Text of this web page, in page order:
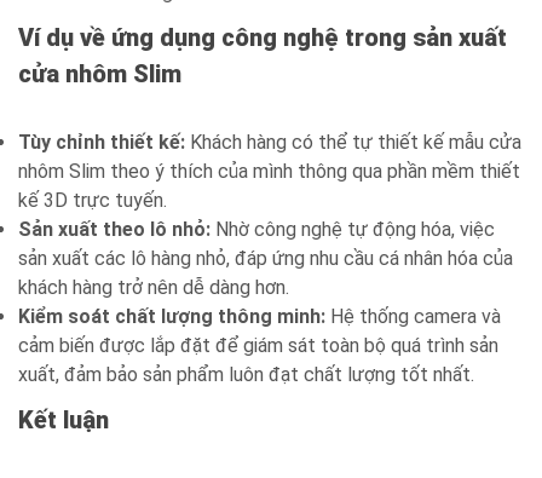
Ví dụ về ứng dụng công nghệ trong sản xuất
cửa nhôm Slim
Tùy chỉnh thiết kế: Khách hàng có thể tự thiết kế mẫu cửa
nhôm Slim theo ý thích của mình thông qua phần mềm thiết
kế 3D trực tuyến.
Sản xuất theo lô nhỏ: Nhờ công nghệ tự động hóa, việc
sản xuất các lô hàng nhỏ, đáp ứng nhu cầu cá nhân hóa của
khách hàng trở nên dễ dàng hơn.
Kiểm soát chất lượng thông minh: Hệ thống camera và
cảm biến được lắp đặt để giám sát toàn bộ quá trình sản
xuất, đảm bảo sản phẩm luôn đạt chất lượng tốt nhất.
Kết luận